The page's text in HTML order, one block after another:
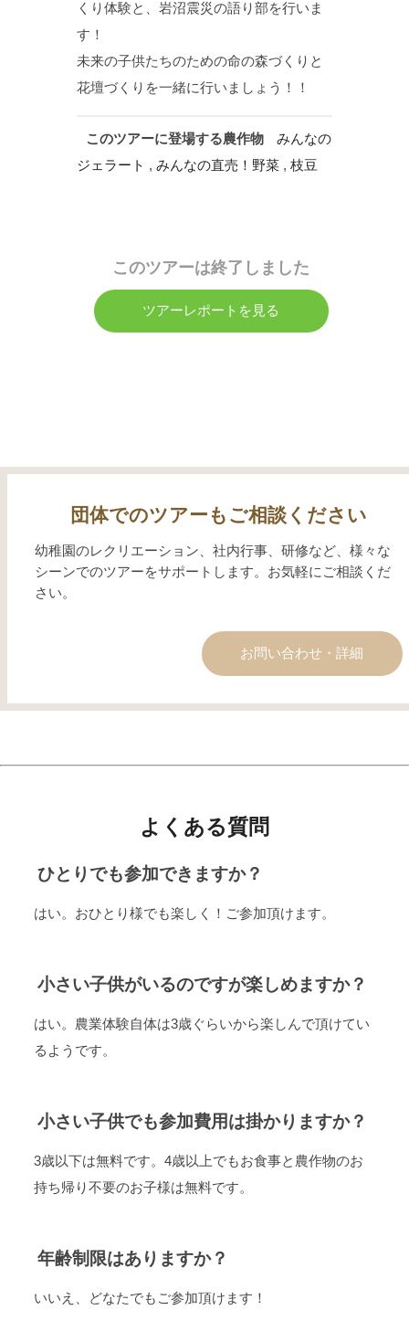
くり体験と、岩沼震災の語り部を行いま
す！
未来の子供たちのための命の森づくりと
花壇づくりを一緒に行いましょう！！
このツアーに登場する農作物
みんなの
ジェラート , みんなの直売！野菜 , 枝豆
このツアーは終了しました
ツアーレポートを見る
団体でのツアーもご相談ください
幼稚園のレクリエーション、社内行事、研修など、様々な
シーンでのツアーをサポートします。お気軽にご相談くだ
さい。
お問い合わせ・詳細
よくある質問
ひとりでも参加できますか？
はい。おひとり様でも楽しく！ご参加頂けます。
小さい子供がいるのですが楽しめますか？
はい。農業体験自体は3歳ぐらいから楽しんで頂けてい
るようです。
小さい子供でも参加費用は掛かりますか？
3歳以下は無料です。4歳以上でもお食事と農作物のお
持ち帰り不要のお子様は無料です。
年齢制限はありますか？
いいえ、どなたでもご参加頂けます！